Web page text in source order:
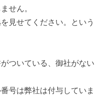
せん。
見せてください。という
ついている、御社がない
号は弊社は付与していま